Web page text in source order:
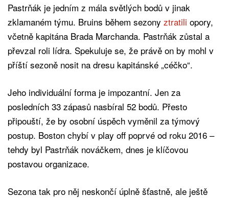
Pastrňák je jedním z mála světlých bodů v jinak
zklamaném týmu. Bruins během sezony ztratili opory,
včetně kapitána Brada Marchanda. Pastrňák zůstal a
převzal roli lídra. Spekuluje se, že právě on by mohl v
příští sezoně nosit na dresu kapitánské „céčko“.
Jeho individuální forma je impozantní. Jen za
posledních 33 zápasů nasbíral 52 bodů. Přesto
připouští, že by osobní úspěch vyměnil za týmový
postup. Boston chybí v play off poprvé od roku 2016 –
tehdy byl Pastrňák nováčkem, dnes je klíčovou
postavou organizace.
Sezona tak pro něj neskončí úplně šťastně, ale ještě